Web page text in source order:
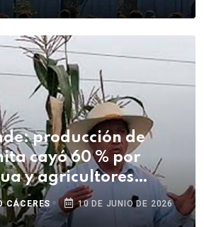
producción de
cayó 60 % por
y agricultores
abandono
CÁCERES 10 DE JUNIO DE 2026